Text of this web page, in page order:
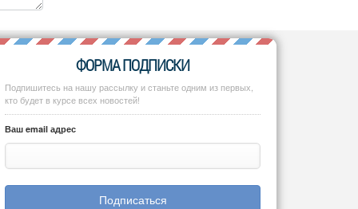
ФОРМА ПОДПИСКИ
Подпишитесь на нашу рассылку и станьте одним из первых,
кто будет в курсе всех новостей!
Ваш email адрес
Подписаться